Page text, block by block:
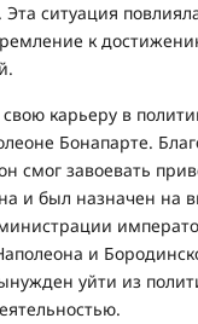
ситуация
к
карьеру в
Бонапарте.
смог завоевать
и был назначен на
и
уйти из